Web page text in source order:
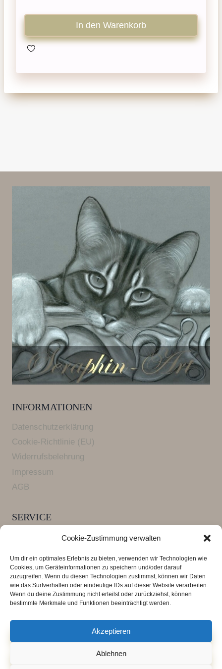
Cookie-Zustimmung verwalten
Um dir ein optimales Erlebnis zu bieten, verwenden wir Technologien wie
Cookies, um Geräteinformationen zu speichern und/oder darauf
zuzugreifen. Wenn du diesen Technologien zustimmst, können wir Daten
wie das Surfverhalten oder eindeutige IDs auf dieser Website verarbeiten.
Wenn du deine Zustimmung nicht erteilst oder zurückziehst, können
bestimmte Merkmale und Funktionen beeinträchtigt werden.
Akzeptieren
Ablehnen
In den Warenkorb
INFORMATIONEN
Datenschutzerklärung
Cookie-Richtlinie (EU)
Widerrufsbelehrung
Impressum
AGB
SERVICE
Versandkosten und Lieferzeiten
Zahlungsarten
*** Alle Preise verstehen sich inklusive der
Versandkosten
Lieferzeit 3 - 4 Tage